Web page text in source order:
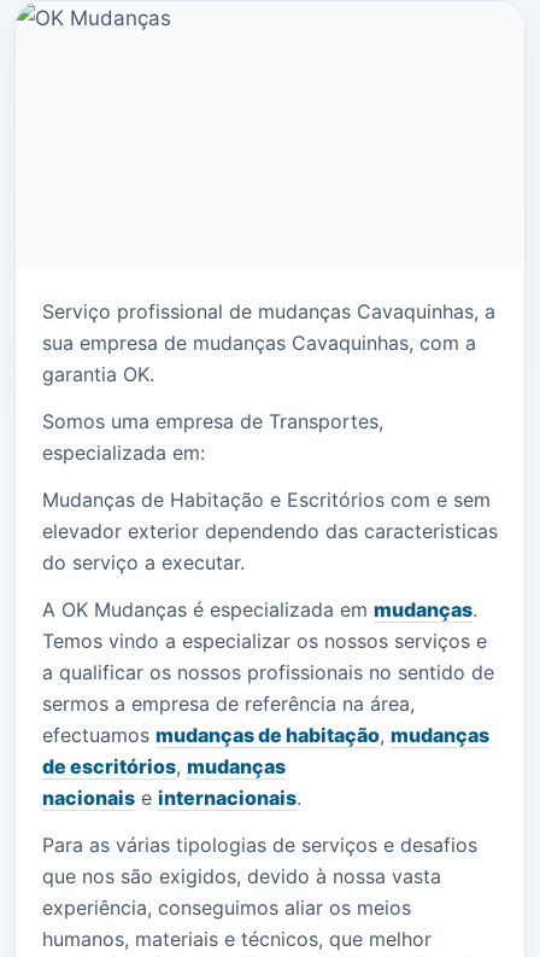
Serviço profissional de mudanças Cavaquinhas, a
sua empresa de mudanças Cavaquinhas, com a
garantia OK.
Somos uma empresa de Transportes,
especializada em:
Mudanças de Habitação e Escritórios com e sem
elevador exterior dependendo das caracteristicas
do serviço a executar.
A OK Mudanças é especializada em mudanças.
Temos vindo a especializar os nossos serviços e
a qualificar os nossos profissionais no sentido de
sermos a empresa de referência na área,
efectuamos mudanças de habitação, mudanças
de escritórios, mudanças
nacionais e internacionais.
Para as várias tipologias de serviços e desafios
que nos são exigidos, devido à nossa vasta
experiência, conseguimos aliar os meios
humanos, materiais e técnicos, que melhor